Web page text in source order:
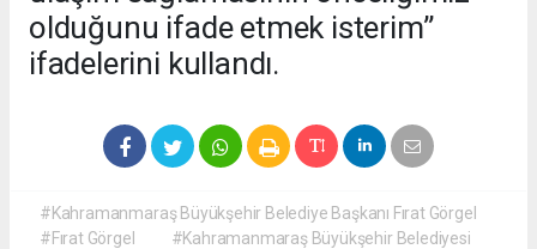
olduğunu ifade etmek isterim”
ifadelerini kullandı.
#Kahramanmaraş Büyükşehir Belediye Başkanı Fırat Görgel
#Fırat Görgel
#Kahramanmaraş Büyükşehir Belediyesi